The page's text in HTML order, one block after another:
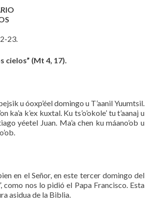
23.
cielos” (Mt 4, 17).
u óoxp’éel domingo u T’aanil Yuumtsil.
k’ex kuxtal. Ku ts’o’okole’ tu t’aanaj u
yéetel Juan. Ma’a chen ku máano’ob u
en el Señor, en este tercer domingo del
nos lo pidió el Papa Francisco. Esta
asidua de la Biblia.